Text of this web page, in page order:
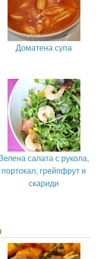
Доматена супа
салата с рукола,
портокал, грейпфрут и
скариди